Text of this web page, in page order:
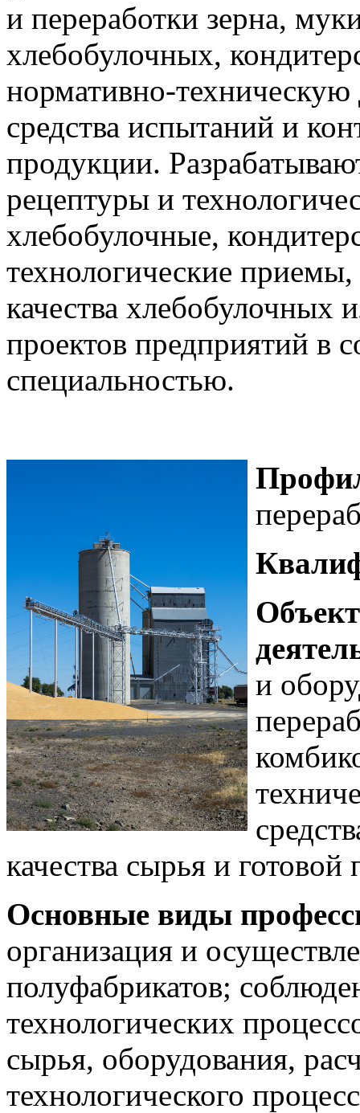
и переработки зерна,
хлебобулочных,
нормативно-
средства испытаний и
продукции.
рецептуры и
хлебобулочные,
технологические
качества хлебобулочных
проектов предприятий в
специальностью.
и
качества сырья и
Основные виды
организация и
полуфабрикатов;
технологических
сырья, оборудования,
технологического